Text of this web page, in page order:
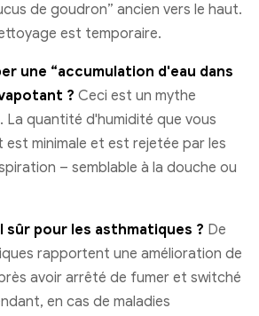
de goudron” ancien vers le haut.
est temporaire.
une “accumulation d'eau dans
? Ceci est un mythe
La quantité d'humidité que vous
est minimale et est rejetée par les
– semblable à la douche ou
sûr pour les asthmatiques ? De
rapportent une amélioration de
avoir arrêté de fumer et switché
en cas de maladies